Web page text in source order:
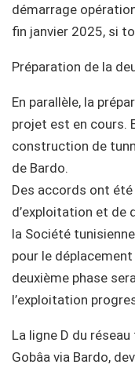
démarrage
fin janvier 2025, si
Préparation de la
En parallèle, la
projet est en cours.
construction de
de Bardo.
Des accords ont
d’exploitation et de
la Société
pour le
deuxième phase
l’exploitation
La ligne D du
Gobâa via Bardo,